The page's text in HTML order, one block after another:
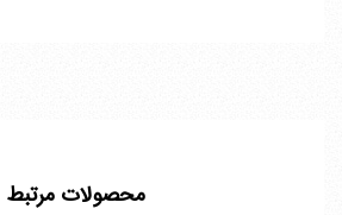
محصولات مرتبط